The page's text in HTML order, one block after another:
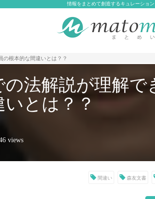
情報をまとめて創造するキュレーショ
根本的な間違いとは？？
法解説が理解
とは？？
views
間違い 森友文書